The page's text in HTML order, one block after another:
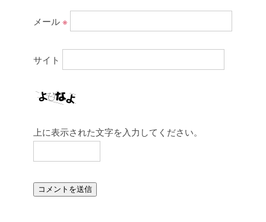
メール※
サイト
上に表示された文字を入力してください。